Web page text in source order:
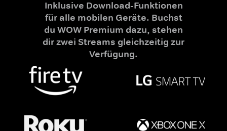
Inklusive Download-Funktionen
für alle mobilen Geräte. Buchst
du WOW Premium dazu, stehen
dir zwei Streams gleichzeitig zur
Verfügung.